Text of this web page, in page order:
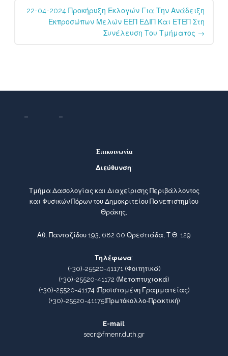
22-04-2024 Προκήρυξη Εκλογών Για Την Ανάδειξη
Εκπροσώπων Μελών ΕΕΠ ΕΔΙΠ Και ΕΤΕΠ Στη
Συνέλευση Του Τμήματος →
Επικοινωνία
Διεύθυνση:
Τμήμα Δασολογίας και Διαχείρισης Περιβάλλοντος
και Φυσικών Πόρων του Δημοκριτείου Πανεπιστημίου
Θράκης,
Αθ. Πανταζίδου 193, 682 00 Ορεστιάδα, Τ.Θ. 129
Τηλέφωνα:
(+30)-25520-41171 (Φοιτητικά)
(+30)-25520-41172 (Μεταπτυχιακά)
(+30)-25520-41174 (Προϊσταμένη Γραμματείας)
(+30)-25520-41175(Πρωτόκολλο-Πρακτική)
E-mail:
secr@fmenr.duth.gr